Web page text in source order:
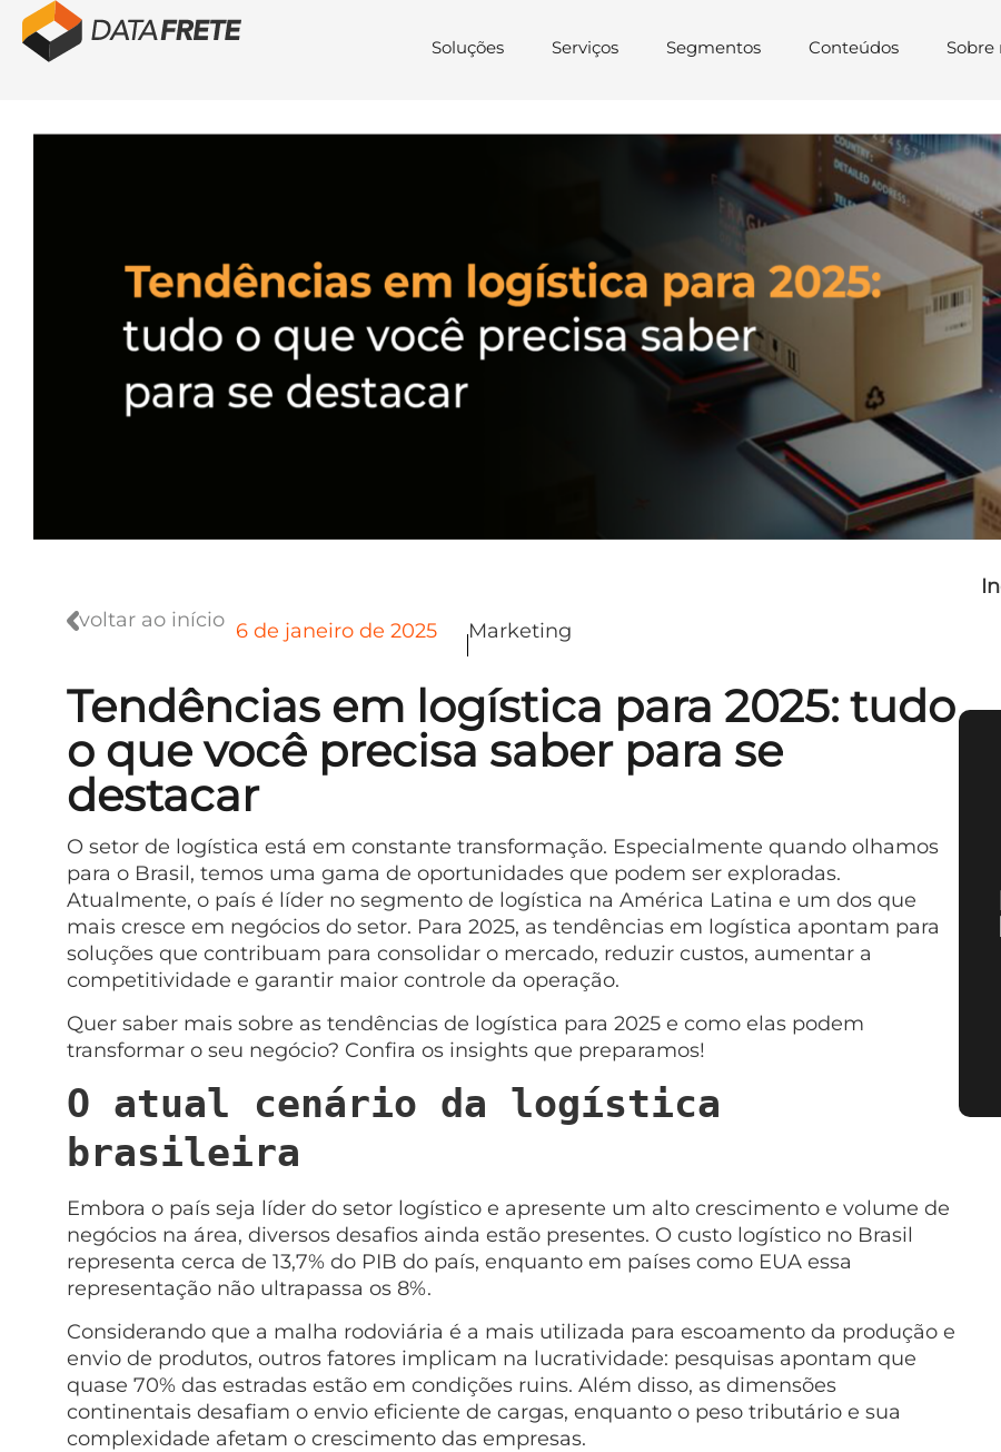
Soluções Serviços Segmentos Conteúdos Sobre
voltar ao início 6 de janeiro de 2025 Marketing
Tendências em logística para 2025: tudo
o que você precisa saber para se
destacar
O setor de logística está em constante transformação. Especialmente quando olhamos
para o Brasil, temos uma gama de oportunidades que podem ser exploradas.
Atualmente, o país é líder no segmento de logística na América Latina e um dos que
mais cresce em negócios do setor. Para 2025, as tendências em logística apontam para
soluções que contribuam para consolidar o mercado, reduzir custos, aumentar a
competitividade e garantir maior controle da operação.
Quer saber mais sobre as tendências de logística para 2025 e como elas podem
transformar o seu negócio? Confira os insights que preparamos!
O atual cenário da logística
brasileira
Embora o país seja líder do setor logístico e apresente um alto crescimento e volume de
negócios na área, diversos desafios ainda estão presentes. O custo logístico no Brasil
representa cerca de 13,7% do PIB do país, enquanto em países como EUA essa
representação não ultrapassa os 8%.
Considerando que a malha rodoviária é a mais utilizada para escoamento da produção e
envio de produtos, outros fatores implicam na lucratividade: pesquisas apontam que
quase 70% das estradas estão em condições ruins. Além disso, as dimensões
continentais desafiam o envio eficiente de cargas, enquanto o peso tributário e sua
complexidade afetam o crescimento das empresas.